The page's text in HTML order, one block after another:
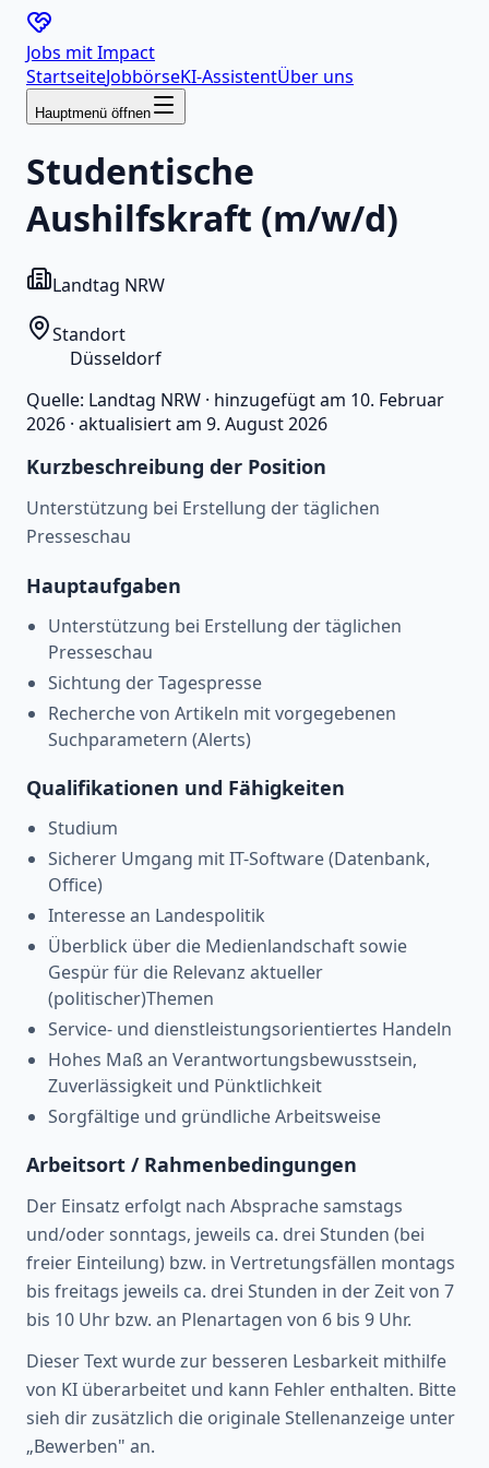
Jobs mitImpact
StartseiteJobbörseKI-AssistentÜber uns
Hauptmenü öffnen
Studentische
Aushilfskraft (m/w/d)
Landtag NRW
Standort
Düsseldorf
Quelle: Landtag NRW · hinzugefügt am 10. Februar
2026 · aktualisiert am 9. August 2026
Kurzbeschreibung der Position
Unterstützung bei Erstellung der täglichen
Presseschau
Hauptaufgaben
Unterstützung bei Erstellung der täglichen
Presseschau
Sichtung der Tagespresse
Recherche von Artikeln mit vorgegebenen
Suchparametern (Alerts)
Qualifikationen und Fähigkeiten
Studium
Sicherer Umgang mit IT-Software (Datenbank,
Office)
Interesse an Landespolitik
Überblick über die Medienlandschaft sowie
Gespür für die Relevanz aktueller
(politischer)Themen
Service- und dienstleistungsorientiertes Handeln
Hohes Maß an Verantwortungsbewusstsein,
Zuverlässigkeit und Pünktlichkeit
Sorgfältige und gründliche Arbeitsweise
Arbeitsort / Rahmenbedingungen
Der Einsatz erfolgt nach Absprache samstags
und/oder sonntags, jeweils ca. drei Stunden (bei
freier Einteilung) bzw. in Vertretungsfällen montags
bis freitags jeweils ca. drei Stunden in der Zeit von 7
bis 10 Uhr bzw. an Plenartagen von 6 bis 9 Uhr.
Dieser Text wurde zur besseren Lesbarkeit mithilfe
von KI überarbeitet und kann Fehler enthalten. Bitte
sieh dir zusätzlich die originale Stellenanzeige unter
„Bewerben" an.